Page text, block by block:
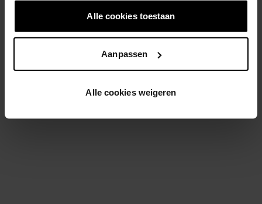
Alle cookies toestaan
Aanpassen
Alle cookies weigeren